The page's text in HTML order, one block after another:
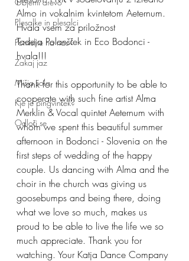
Plesalke in plesalci
Pomislite na nas
Zakaj jaz
Mišja šola
Kje je pingvinček?
Odloči se
Almo in vokalnim kvintetom Aeternum.
Hvala vsem za priložnost
Tadeja Polanšček in Eco Bodonci -
hvala!!!
Thank for this opportunity to be able to
cooperate with such fine artist Alma
Merklin & Vocal quintet Aeternum with
whom we spent this beautiful summer
afternoon in Bodonci - Slovenia on the
first steps of wedding of the happy
couple. Us dancing with Alma and the
choir in the church was giving us
goosebumps and being there, doing
what we love so much, makes us
proud to be able to live the life we so
much appreciate. Thank you for
watching. Your Katja Dance Company